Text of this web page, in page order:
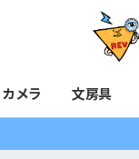
カメラ 文房具